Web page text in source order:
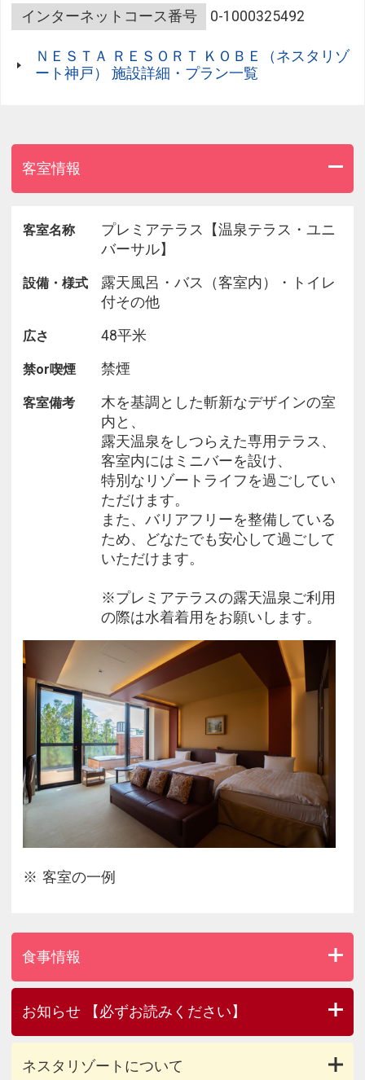
スのバスタブにも温泉給湯
■特典■
2)野天スパ「十界の湯」のご入浴券付！
自然に囲まれた湯に浸かり、野鳥の囀りや焚火の香
り、
五感すべてで大自然を感じて、とびきり贅沢な時間
をご堪能ください。
※滞在中1度のみ入湯可能です。
※入湯に際してはチケットが必要です。
■プレミアテラスについて■
全室のバスタブに温泉給湯を完備し、雄大な自然の
中で
気持ちのいいお湯に包まれ、贅沢なひとときをお過
ごしいただけます。
お部屋は浴室から寝室、テラスまでが連続した
開放的な空間が特徴の客室。
上品で上質なインテリアと心を癒す空間をご用意し
を推奨させていただいています。
【ご夕食】
ホテルでのディナーブッフェか屋外のBBQフィール
ドでのBBQをご選択いただけます。
A) ディナーブッフェ
B) BBQセット（ご自身で焼いていただきます）
※ご夕食の指定がない場合はブッフェとさせていた
だきます。
【ご朝食】
和洋のモーニングブッフェをご用意いたします。
※ご利用時間は7:00～10:00（L.O. 9:30）
※土日祝（特定日含む）は 6：30～10:00（L.O.
■大浴場「瑞穂の湯」■（ホテルザ・ネスタ＆スパ2
階）
※ご利用時間 6：00～10：00 / 15：00～23：00
※夕朝男女入替制となっております。
インターネットコース番号
0-1000325492
ＮＥＳＴＡ ＲＥＳＯＲＴ ＫＯＢＥ（ネスタリゾ
ート神戸） 施設詳細・プラン一覧
客室情報
客室名称
プレミアテラス【温泉テラス・ユニ
バーサル】
設備・様式
露天風呂・バス（客室内）・トイレ
付その他
広さ 48平米
禁or喫煙 禁煙
客室備考
木を基調とした斬新なデザインの室
内と、
露天温泉をしつらえた専用テラス、
客室内にはミニバーを設け、
特別なリゾートライフを過ごしてい
ただけます。
また、バリアフリーを整備している
ため、どなたでも安心して過ごして
いただけます。
※プレミアテラスの露天温泉ご利用
の際は水着着用をお願いします。
客室の一例
食事情報
お知らせ 【必ずお読みください】
ネスタリゾートについて